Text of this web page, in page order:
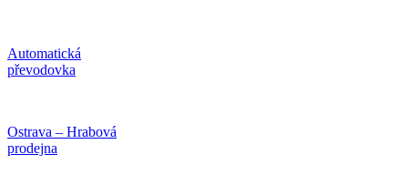
Automatická
převodovka
Ostrava – Hrabová
prodejna